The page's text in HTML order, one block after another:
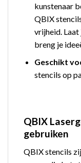
kunstenaar
QBIX
vrijheid.
breng je
Geschikt
stencils op
QBIX
gebruiken
QBIX stencils